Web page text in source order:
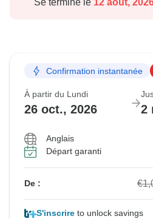
Se termine le 12 août,
Confirmation instantanée
À partir du Lundi
26 oct., 2026 2
Anglais
Départ garanti
De :
S'inscrire to unlock savings